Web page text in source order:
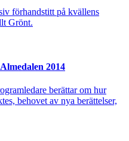
förhandstitt på kvällens
Grönt.
2014
berättar om hur
behovet av nya berättelser,